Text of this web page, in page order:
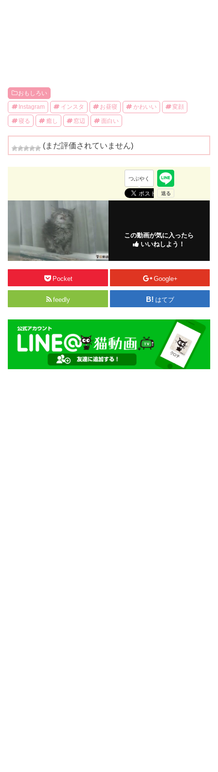
おもしろい
Instagram インスタ お昼寝 かわいい 変顔
寝る 癒し 窓辺 面白い
(まだ評価されていません)
つぶやく
この動画が気に入ったら
いいねしよう！
Pocket Google+
feedly はてブ